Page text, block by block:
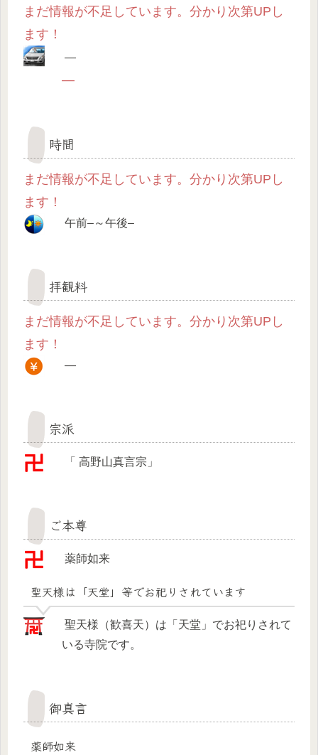
まだ情報が不足しています。分かり次第UPし
ます！
—
—
時間
まだ情報が不足しています。分かり次第UPし
ます！
午前–～午後–
拝観料
まだ情報が不足しています。分かり次第UPし
ます！
—
宗派
「 高野山真言宗」
ご本尊
薬師如来
聖天様は「天堂」等でお祀りされています
聖天様（歓喜天）は「天堂」でお祀りされて
いる寺院です。
御真言
薬師如来